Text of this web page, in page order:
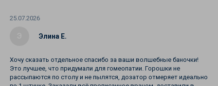
Элина Е.
25.07.2026
Хочу сказать отдельное спасибо за ваши волшебные баночки!
Это лучшее, что придумали для гомеопатии. Горошки не
рассыпаются по столу и не пылятся, дозатор отмеряет идеально